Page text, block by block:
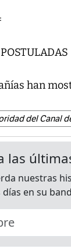
han
del Canal